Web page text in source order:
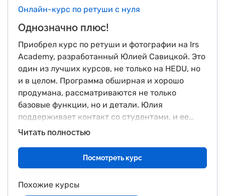
Онлайн-курс по ретуши с нуля
Однозначно плюс!
Приобрел курс по ретуши и фотографии на Irs
Academy, разработанный Юлией Савицкой. Это
один из лучших курсов, не только на HEDU, но
и в целом. Программа обширная и хорошо
продумана, рассматриваются не только
базовые функции, но и детали. Юлия
поддерживает контакт со студентами, и ее
методика обучения направлена на понимание,
действительно стоит своих денег, сертификат
является приятным материальным
изначальную сложность, с постепенной
Читать полностью
Посмотреть курс
Похожие курсы